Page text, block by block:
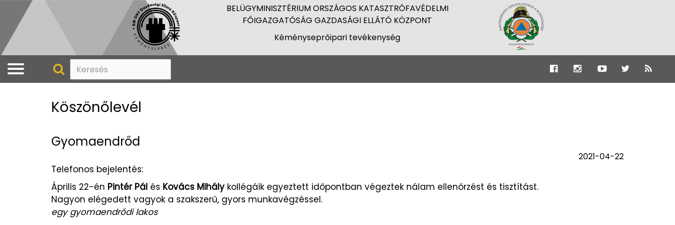
BELÜGYMINISZTÉRIUM ORSZÁGOS KATASZTRÓFAVÉDELMI
FŐIGAZGATÓSÁG GAZDASÁGI ELLÁTÓ KÖZPONT
Kéményseprőipari tevékenység
Köszönőlevél
Gyomaendrőd
2021-04-22
Telefonos bejelentés:
Április 22-én Pintér Pál és Kovács Mihály kollégáik egyeztett időpontban végeztek nálam ellenőrzést és tisztítást.
Nagyon elégedett vagyok a szakszerű, gyors munkavégzéssel.
egy gyomaendrődi lakos